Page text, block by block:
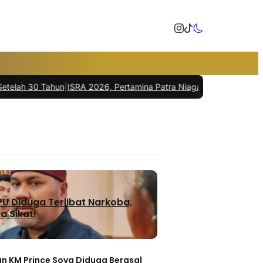
|ISRA 2026, Pertamina Patra Niaga Regional Kalimantan
Diduga Terlibat Narkoba,
Sikat!
KM Prince Soya Diduga Berasal